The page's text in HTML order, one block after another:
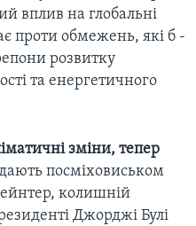
вплив на глобальні
проти обмежень, які б -
розвитку
та енергетичного
зміни, тепер
посміховиськом
колишній
Джорджі Булі